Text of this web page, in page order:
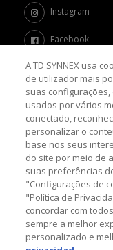
Instagram
Facebook
Twitter
Channel
SOBRE O
Nosso objetivo é
tendências sobre o
atualizado sobre as
© 2026 TD
Fremont, CA
A TD SYNNEX usa
de utilizador mais
suas
usados por vários
conectado,
personalizar o
base nos seus
do site por meio de
suas preferências
"Configurações de
"Política de
concordar com
sempre a melhor
personalizado e